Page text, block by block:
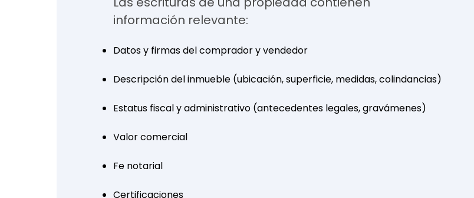
información relevante:
Datos y firmas del comprador y vendedor
Descripción del inmueble (ubicación, superficie, medidas, colindancias)
Estatus fiscal y administrativo (antecedentes legales, gravámenes)
Valor comercial
Fe notarial
Certificaciones